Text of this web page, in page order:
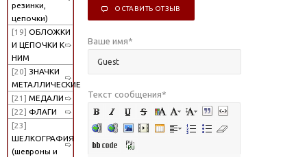
резинки,
цепочки)
[19] ОБЛОЖКИ
И ЦЕПОЧКИ К
НИМ
[20] ЗНАЧКИ
МЕТАЛЛИЧЕСКИЕ
[21] МЕДАЛИ
[22] ФЛАГИ
[23]
ШЕЛКОГРАФИЯ
(шевроны и
ОСТАВИТЬ ОТЗЫВ
Ваше имя*
Текст сообщения*